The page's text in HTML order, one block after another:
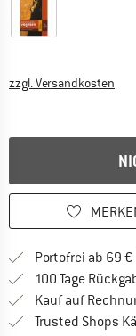
zzgl. Versandkosten
Portofrei ab 69 €
100 Tage
Kauf auf
Trusted Shops